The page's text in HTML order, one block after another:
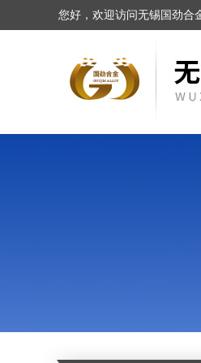
您好，欢迎访问无锡国劲合